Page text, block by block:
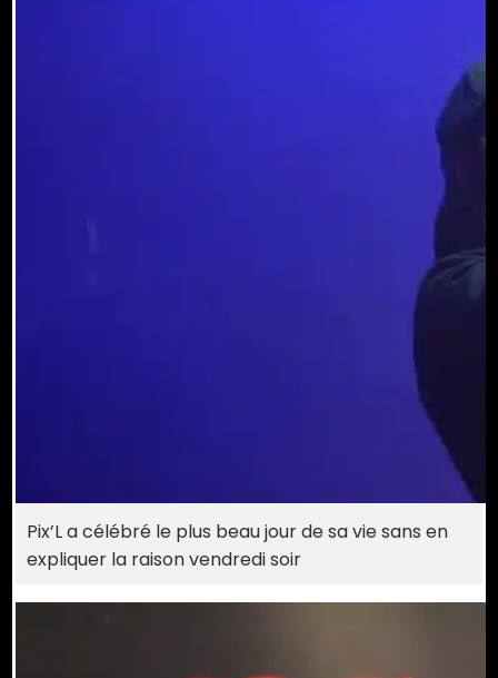
Pix’L a célébré le plus beau jour de sa vie sans en
expliquer la raison vendredi soir